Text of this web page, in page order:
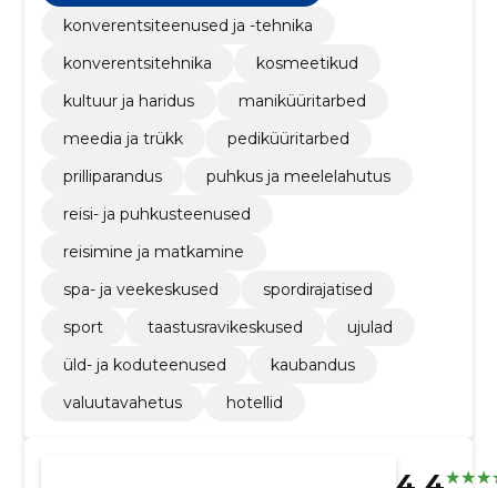
konverentsiteenused ja -tehnika
konverentsitehnika
kosmeetikud
kultuur ja haridus
maniküüritarbed
meedia ja trükk
pediküüritarbed
prilliparandus
puhkus ja meelelahutus
reisi- ja puhkusteenused
reisimine ja matkamine
spa- ja veekeskused
spordirajatised
sport
taastusravikeskused
ujulad
üld- ja koduteenused
kaubandus
valuutavahetus
hotellid